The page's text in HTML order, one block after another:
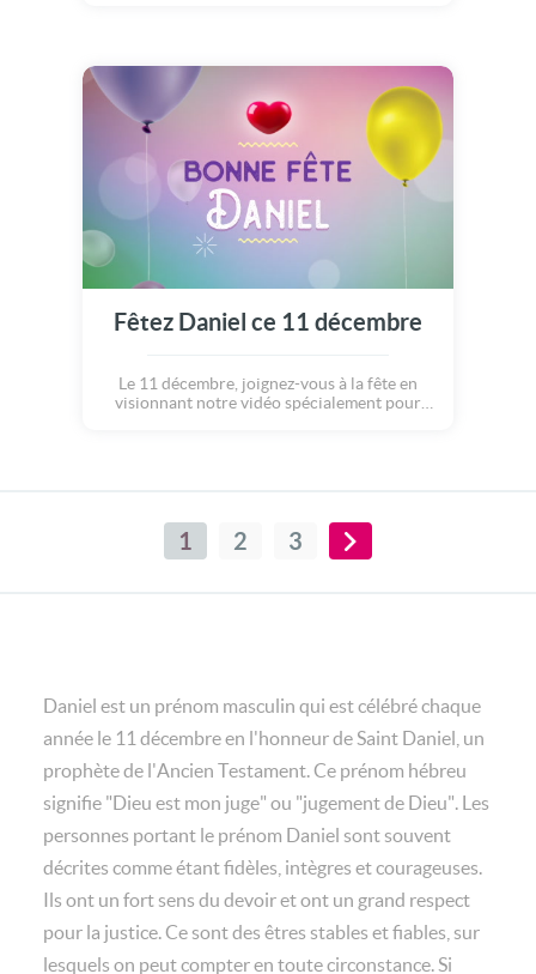
Fêtez Daniel ce 11 décembre
Le 11 décembre, joignez-vous à la fête en
visionnant notre vidéo spécialement pour
1 2 3
Daniel est un prénom masculin qui est célébré chaque
année le 11 décembre en l'honneur de Saint Daniel, un
prophète de l'Ancien Testament. Ce prénom hébreu
signifie "Dieu est mon juge" ou "jugement de Dieu". Les
personnes portant le prénom Daniel sont souvent
décrites comme étant fidèles, intègres et courageuses.
Ils ont un fort sens du devoir et ont un grand respect
pour la justice. Ce sont des êtres stables et fiables, sur
lesquels on peut compter en toute circonstance. Si